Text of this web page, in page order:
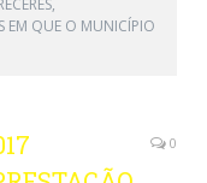
EM QUE O MUNICÍPIO
0